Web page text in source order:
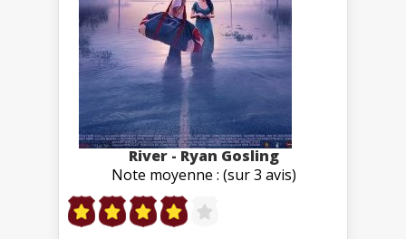
River - Ryan Gosling
Note moyenne : (sur 3 avis)